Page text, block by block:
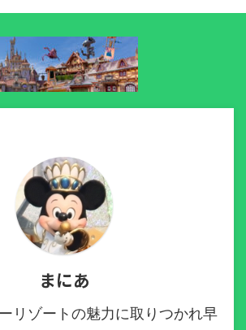
まにあ
リゾートの魅力に取りつかれ早